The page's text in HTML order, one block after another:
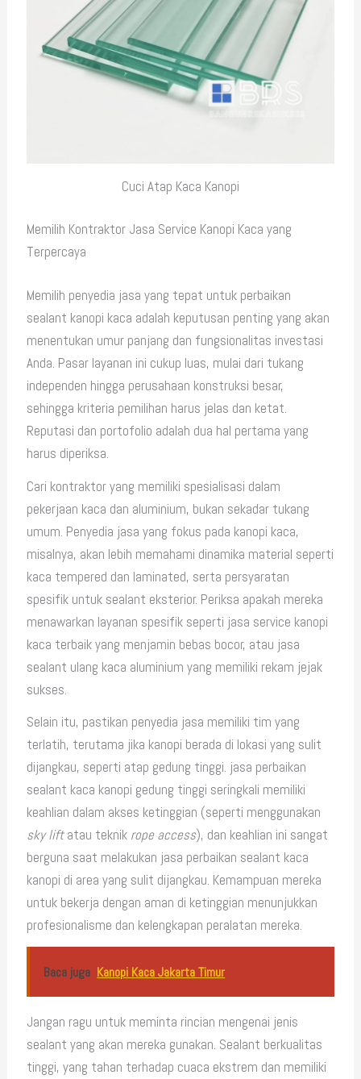
Cuci Atap Kaca Kanopi
Memilih Kontraktor Jasa Service Kanopi Kaca yang
Terpercaya
Memilih penyedia jasa yang tepat untuk perbaikan
sealant kanopi kaca adalah keputusan penting yang akan
menentukan umur panjang dan fungsionalitas investasi
Anda. Pasar layanan ini cukup luas, mulai dari tukang
independen hingga perusahaan konstruksi besar,
sehingga kriteria pemilihan harus jelas dan ketat.
Reputasi dan portofolio adalah dua hal pertama yang
harus diperiksa.
Cari kontraktor yang memiliki spesialisasi dalam
pekerjaan kaca dan aluminium, bukan sekadar tukang
umum. Penyedia jasa yang fokus pada kanopi kaca,
misalnya, akan lebih memahami dinamika material seperti
kaca tempered dan laminated, serta persyaratan
spesifik untuk sealant eksterior. Periksa apakah mereka
menawarkan layanan spesifik seperti jasa service kanopi
kaca terbaik yang menjamin bebas bocor, atau jasa
sealant ulang kaca aluminium yang memiliki rekam jejak
sukses.
Selain itu, pastikan penyedia jasa memiliki tim yang
terlatih, terutama jika kanopi berada di lokasi yang sulit
dijangkau, seperti atap gedung tinggi. jasa perbaikan
sealant kaca kanopi gedung tinggi seringkali memiliki
keahlian dalam akses ketinggian (seperti menggunakan
sky liftatau teknik rope access), dan keahlian ini sangat
berguna saat melakukan jasa perbaikan sealant kaca
kanopi di area yang sulit dijangkau. Kemampuan mereka
untuk bekerja dengan aman di ketinggian menunjukkan
profesionalisme dan kelengkapan peralatan mereka.
Baca juga Kanopi Kaca Jakarta Timur
Jangan ragu untuk meminta rincian mengenai jenis
sealant yang akan mereka gunakan. Sealant berkualitas
tinggi, yang tahan terhadap cuaca ekstrem dan memiliki